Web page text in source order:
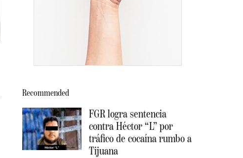
Recommended
FGR logra sentencia
contra Héctor “L” por
tráfico de cocaína rumbo a
Tijuana